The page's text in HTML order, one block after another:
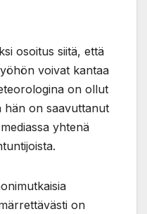
osoitus siitä, että
voivat kantaa
on ollut
hän on saavuttanut
yhtenä
on